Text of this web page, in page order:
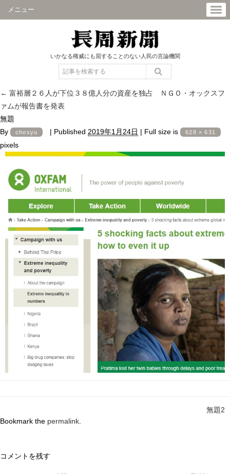
メニュー
いかなる権威にも屈することのない人民の言論機関
← 富裕層２６人が下位３８億人分の資産を独占 ＮＧＯ・オックスフ
ァムが報告書を発表
無題
By
chosyu | Published 2019年1月24日 | Full size is 628 × 631
pixels
無題2
Bookmark the permalink
コメントを残す